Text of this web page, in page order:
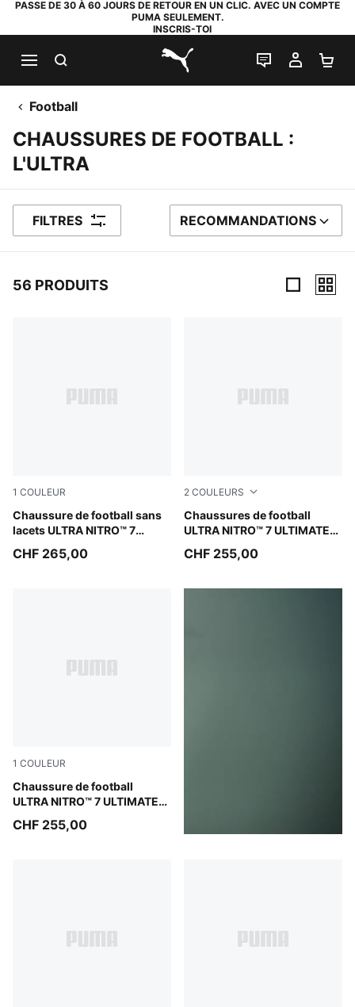
PASSE DE 30 À 60 JOURS DE RETOUR EN UN CLIC. AVEC UN COMPTE
PUMA SEULEMENT.
INSCRIS-TOI
PUMA.com
LIVE CHAT
MON
Football
CHAUSSURES DE FOOTBALL :
L'ULTRA
FILTRES TRIER PAR
RECOMMANDATIONS
56 PRODUITS
1 COULEUR
Chaussure de football sans
lacets ULTRA NITRO™ 7
Ultra Red-PUMA Black-PUMA White
CHF 265,00
2 COULEURS
Chaussures de football
ULTRA NITRO™ 7 ULTIMATE
Ultra Red-PUMA Black-
CHF 255,00
1 COULEUR
Chaussure de football
ULTRA NITRO™ 7 ULTIMATE
Ultra Red-PUMA Black-PUMA White
CHF 255,00